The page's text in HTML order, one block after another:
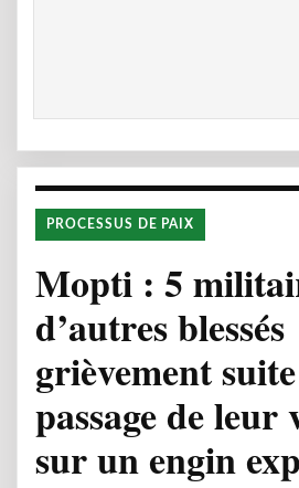
PROCESSUS DE PAIX
Mopti : 5
d’autres blessés
grièvement
passage de leur
sur un engin